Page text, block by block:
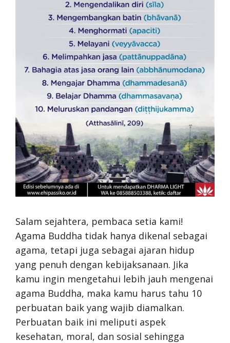
Salam sejahtera, pembaca setia kami!
Agama Buddha tidak hanya dikenal sebagai
agama, tetapi juga sebagai ajaran hidup
yang penuh dengan kebijaksanaan. Jika
kamu ingin mengetahui lebih jauh mengenai
agama Buddha, maka kamu harus tahu 10
perbuatan baik yang wajib diamalkan.
Perbuatan baik ini meliputi aspek
kesehatan, moral, dan sosial sehingga